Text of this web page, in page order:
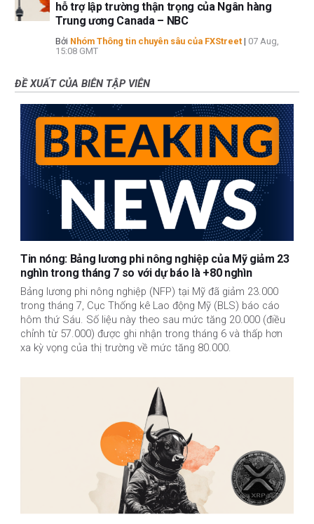
hỗ trợ lập trường thận trọng của Ngân hàng
Trung ương Canada – NBC
Bởi Nhóm Thông tin chuyên sâu của FXStreet | 07 Aug,
15:08 GMT
ĐỀ XUẤT CỦA BIÊN TẬP VIÊN
Tin nóng: Bảng lương phi nông nghiệp của Mỹ giảm 23
nghìn trong tháng 7 so với dự báo là +80 nghìn
Bảng lương phi nông nghiệp (NFP) tại Mỹ đã giảm 23.000
trong tháng 7, Cục Thống kê Lao động Mỹ (BLS) báo cáo
hôm thứ Sáu. Số liệu này theo sau mức tăng 20.000 (điều
chỉnh từ 57.000) được ghi nhận trong tháng 6 và thấp hơn
xa kỳ vọng của thị trường về mức tăng 80.000.